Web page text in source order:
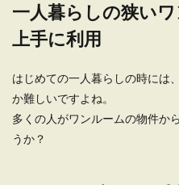
一人暮ら
一人暮
一人暮らしの狭い
上手に利用
はじめての一人暮らしの時には
か難しいですよね。
多くの人がワンルームの物件か
うか？